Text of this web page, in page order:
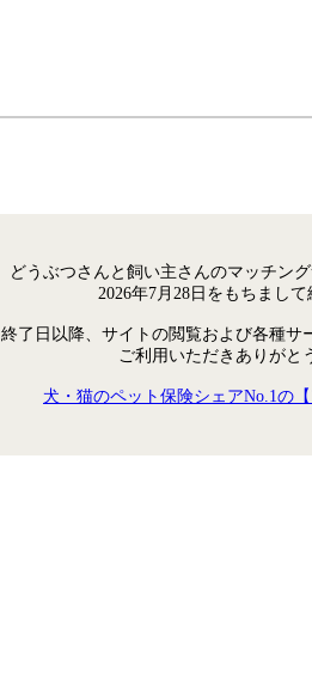
どうぶつさんと飼い主さんのマッチン
2026年7月28日をもちまして
終了日以降、サイトの閲覧および各種サ
ご利用いただきありがと
犬・猫のペット保険シェアNo.1の